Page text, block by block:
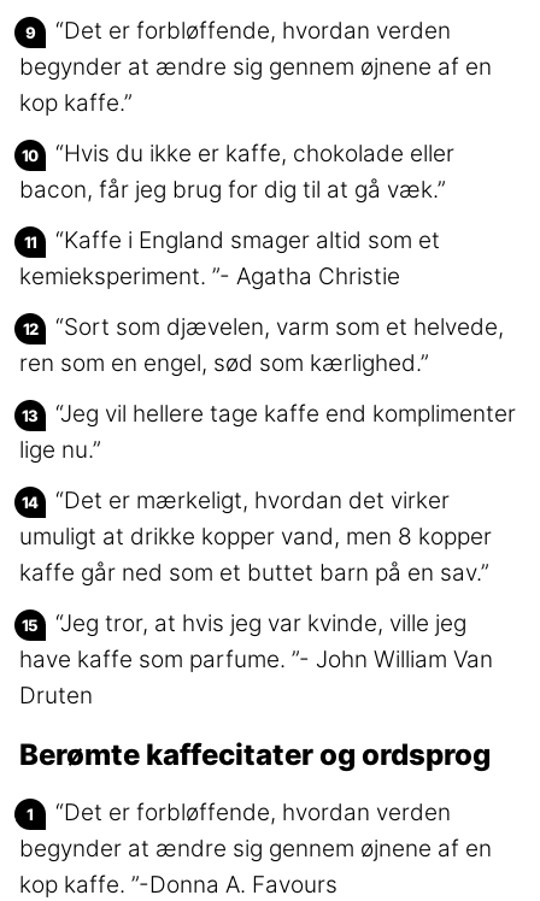
“Det er forbløffende, hvordan verden
begynder at ændre sig gennem øjnene af en
kop kaffe.”
“Hvis du ikke er kaffe, chokolade eller
bacon, får jeg brug for dig til at gå væk.”
“Kaffe i England smager altid som et
kemieksperiment. ”- Agatha Christie
“Sort som djævelen, varm som et helvede,
ren som en engel, sød som kærlighed.”
“Jeg vil hellere tage kaffe end komplimenter
lige nu.”
“Det er mærkeligt, hvordan det virker
umuligt at drikke kopper vand, men 8 kopper
kaffe går ned som et buttet barn på en sav.”
“Jeg tror, at hvis jeg var kvinde, ville jeg
have kaffe som parfume. ”- John William Van
Druten
Berømte kaffecitater og ordsprog
“Det er forbløffende, hvordan verden
begynder at ændre sig gennem øjnene af en
kop kaffe. ”-Donna A. Favours